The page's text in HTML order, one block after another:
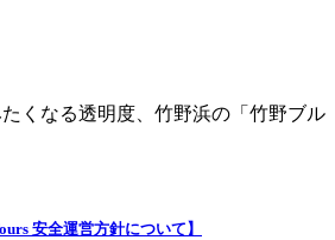
くなる透明度、竹野浜の「竹野ブル
安全運営方針について】